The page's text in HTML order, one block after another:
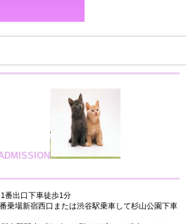
番出口下車徒歩1分
乗場新宿西口または渋谷駅乗車して杉山公園下車